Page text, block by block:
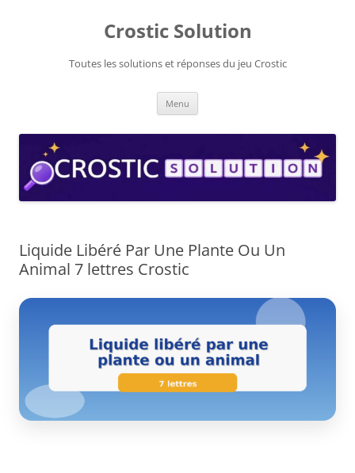
Crostic Solution
Toutes les solutions et réponses du jeu Crostic
Menu
Liquide Libéré Par Une Plante Ou Un
Animal 7 lettres Crostic